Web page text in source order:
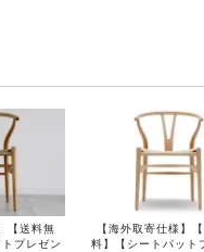
【送料無
プレゼン
【海外取寄仕様】
料】【シートパット